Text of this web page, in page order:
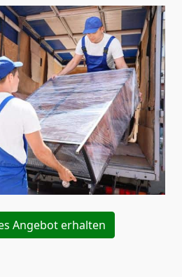
Angebot erhalten